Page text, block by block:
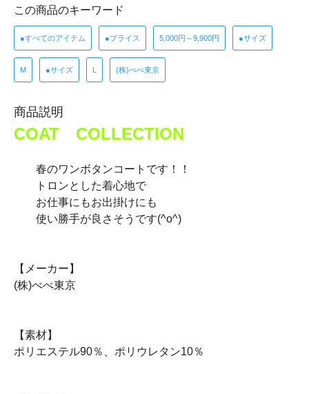
この商品のキーワード
●すべてのアイテム ●プライス 5,000円～9,900円 ●サイズ
M ●サイズ L (株)べべ東京
商品説明
COAT COLLECTION
春のワンボタンコートです！！
トロンとした着心地で
お仕事にもお出掛けにも
使い勝手が良さそうです(^o^)
【メーカー】
(株)べべ東京
【素材】
ポリエステル90％、ポリウレタン10％